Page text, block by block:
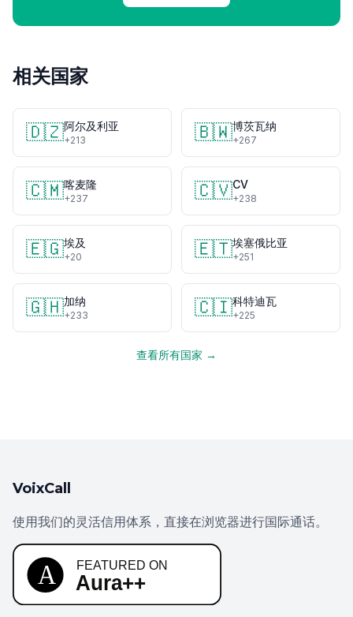
相关国家
🇩🇿阿尔及利亚
+213 🇧🇼博茨瓦纳
+267
🇨🇲喀麦隆
+237 🇨🇻CV
+238
🇪🇬埃及
+20 🇪🇹埃塞俄比亚
+251
🇬🇭加纳
+233 🇨🇮科特迪瓦
+225
查看所有国家 →
VoixCall
使用我们的灵活信用体系，直接在浏览器进行国际通话。